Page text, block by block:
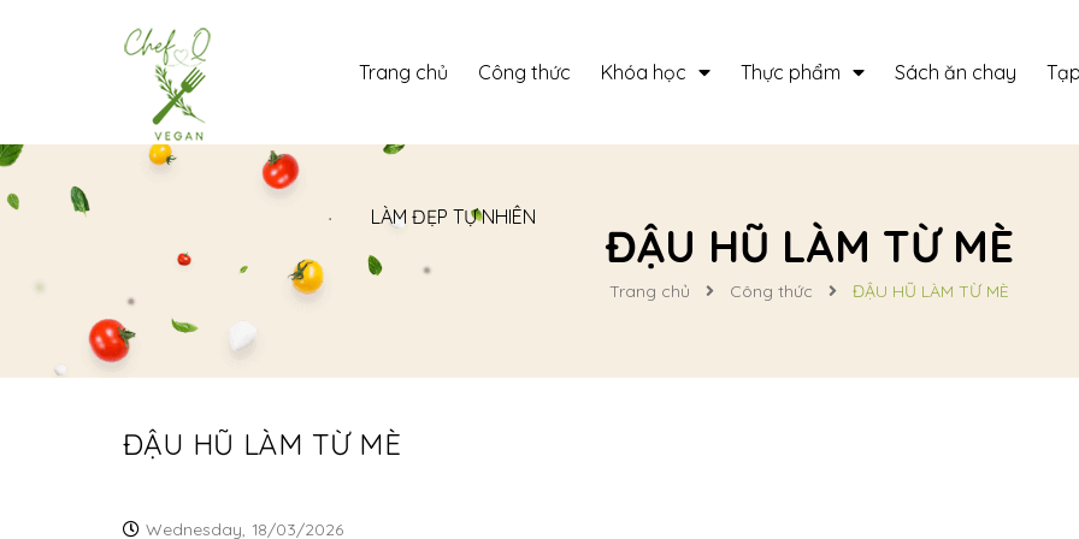
Trang chủ Công thức Khóa học Thực phẩm Sách ăn chay
LÀM ĐẸP TỰ NHIÊN
ĐẬU HŨ LÀM TỪ MÈ
Trang chủ Công thức ĐẬU HŨ LÀM TỪ MÈ
ĐẬU HŨ LÀM TỪ MÈ
Wednesday, 18/03/2026